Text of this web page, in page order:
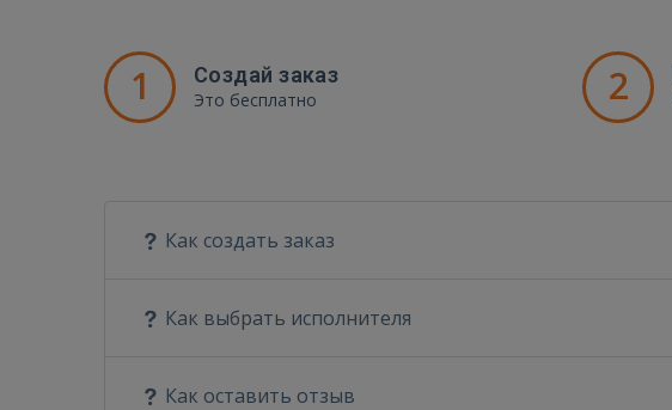
1 Создай заказ
Это бесплатно 2
Как создать заказ
Как выбрать исполнителя
Как оставить отзыв